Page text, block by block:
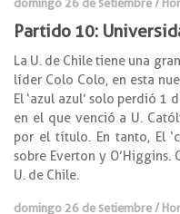
Partido 10:
La U. de Chile tiene una
líder Colo Colo, en esta
El ‘azul azul’ solo perdió 1
en el que venció a U.
por el título. En tanto, El
sobre Everton y
U. de Chile.
domingo 26 de setiembre /